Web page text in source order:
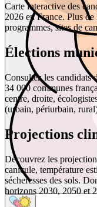
Carte interactive des
2026 en France. Plus
programmes, sites de
Élections
Consultez les candidats
34 000 communes
centre, droite,
(urbain, périurbain,
Projections
Découvrez les
canicule, température
sécheresses des sols.
horizons 2030, 2050 et